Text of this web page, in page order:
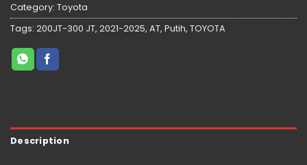
Category: Toyota
Tags: 200JT-300 JT, 2021-2025, AT, Putih, TOYOTA
Description